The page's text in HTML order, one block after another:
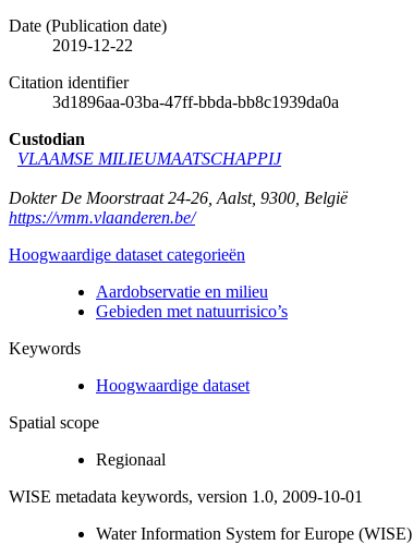
Date (Publication date)
2019-12-22
Citation identifier
3d1896aa-03ba-47ff-bbda-bb8c1939da0a
Custodian
VLAAMSE MILIEUMAATSCHAPPIJ
Dokter De Moorstraat 24-26 Aalst, 9300 België
https://vmm.vlaanderen.be/
Hoogwaardige dataset categorieën
Aardobservatie en milieu
Gebieden met natuurrisico’s
Keywords
Hoogwaardige dataset
Spatial scope
Regionaal
WISE metadata keywords, version 1.0, 2009-10-01
Water Information System for Europe (WISE)